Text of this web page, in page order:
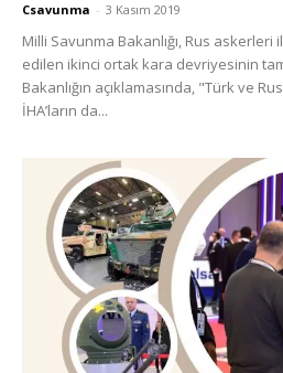
Csavunma - 3 Kasım 2019
Milli Savunma Bakanlığı, Rus askerleri
edilen ikinci ortak kara devriyesinin
Bakanlığın açıklamasında, "Türk ve
İHA’ların da...